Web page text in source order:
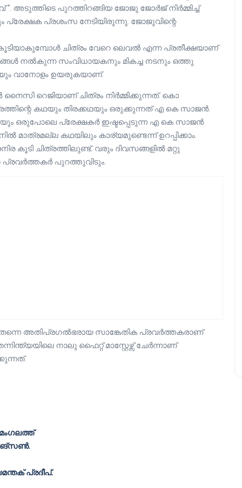
“. അടുത്തിടെ പുറത്തിറങ്ങിയ ജോജു ജോർജ് നിർമ്മിച്ച്
പ്രേക്ഷക പ്രശംസ നേടിയിരുന്നു. ജോജുവിന്റെ
ചിത്രം വേറെ ലെവൽ എന്ന പ്രതീക്ഷയാണ്
നൽകുന്ന സംവിധായകനും മികച്ച നടനും ഒത്തു
വാനോളം ഉയരുകയാണ്.
റെജിയാണ് ചിത്രം നിർമ്മിക്കുന്നത്. കൊ
കഥയും തിരക്കഥയും ഒരുക്കുന്നത് എ കെ സാജൻ.
ഒരുപോലെ പ്രേക്ഷകർ ഇഷ്ടപ്പെടുന്ന എ കെ സാജൻ
മാത്രമല്ല കഥയിലും കാര്യമുണ്ടെന്ന് ഉറപ്പിക്കാം.
കൂടി ചിത്രത്തിലുണ്ട്. വരും ദിവസങ്ങളിൽ മറ്റു
പുറത്തുവിടും.
തന്നെ അതിപ്രഗൽഭരായ സാങ്കേതിക പ്രവർത്തകരാണ്
നാലു ഫൈറ്റ് മാസ്റ്റേഴ്സ് ചേർന്നാണ്
പ്രദീപ്‌.